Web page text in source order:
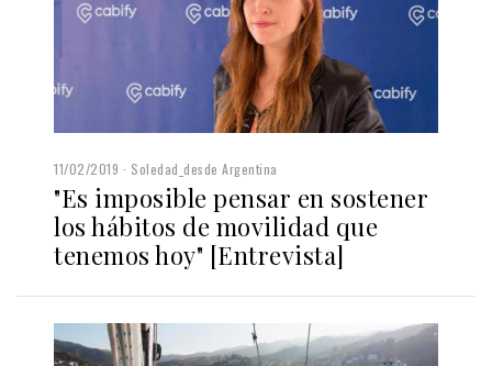
11/02/2019 Soledad_desde Argentina
"Es imposible pensar en sostener
los hábitos de movilidad que
tenemos hoy" [Entrevista]